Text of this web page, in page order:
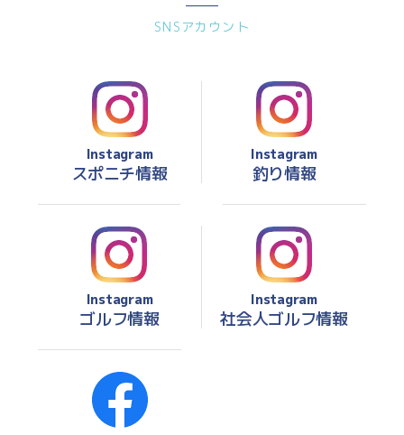
SNSアカウント
Instagram
スポニチ情報
Instagram
釣り情報
Instagram
ゴルフ情報
Instagram
社会人ゴルフ情報